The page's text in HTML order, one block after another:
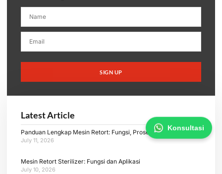
SIGN UP
Latest Article
Panduan Lengkap Mesin Retort: Fungsi, Proses, dan Aplikasi
July 11, 2026
Mesin Retort Sterilizer: Fungsi dan Aplikasi
July 10, 2026
Konsultasi